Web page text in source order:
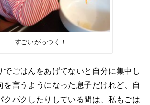
すごいがっつく！
でごはんをあげてないと自分に集中し
を言うようになった息子だけれど、自
クパクしたりしている間は、私もごは